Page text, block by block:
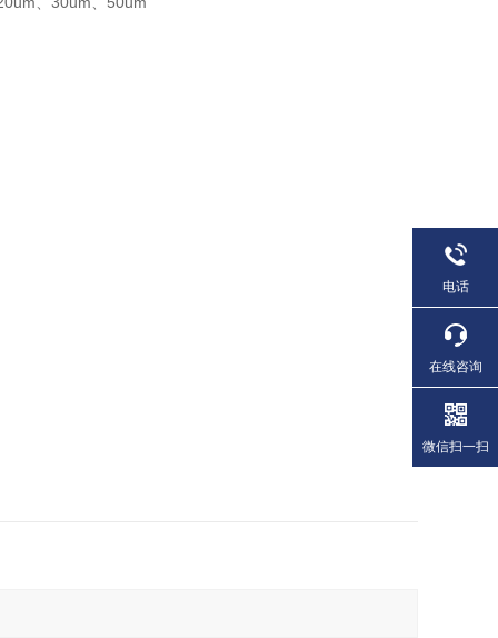
电话
在线咨询
微信扫一扫